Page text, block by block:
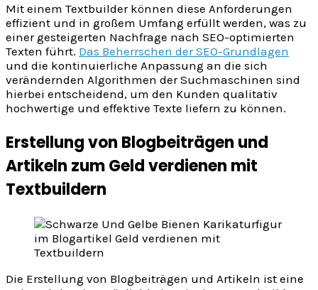
Mit einem Textbuilder können diese Anforderungen
effizient und in großem Umfang erfüllt werden, was zu
einer gesteigerten Nachfrage nach SEO-optimierten
Texten führt. Das Beherrschen der SEO-Grundlagen
und die kontinuierliche Anpassung an die sich
verändernden Algorithmen der Suchmaschinen sind
hierbei entscheidend, um den Kunden qualitativ
hochwertige und effektive Texte liefern zu können.
Erstellung von Blogbeiträgen und
Artikeln zum Geld verdienen mit
Textbuildern
Die Erstellung von Blogbeiträgen und Artikeln ist eine